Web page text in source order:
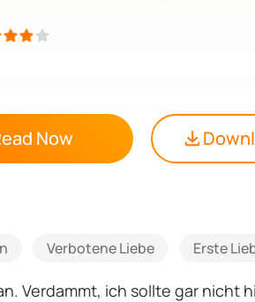
Now
Verbotene Liebe Erste
Verdammt, ich sollte gar nicht